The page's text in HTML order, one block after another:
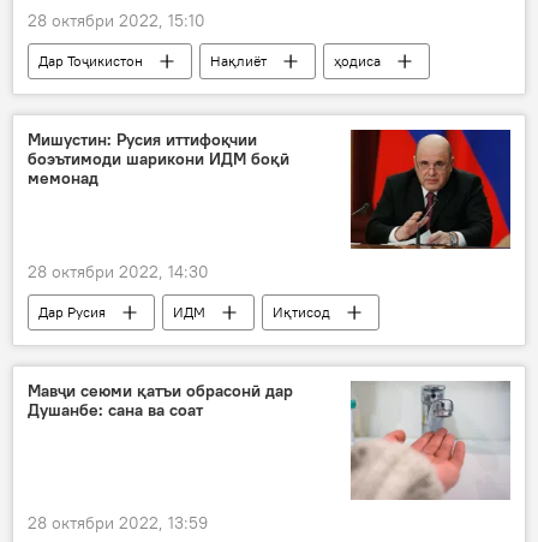
28 октябри 2022, 15:10
Дар Тоҷикистон Нақлиёт
ҳодиса
танзим
садама
Мишустин: Русия иттифоқчии
боэътимоди шарикони ИДМ боқӣ
мемонад
28 октябри 2022, 14:30
Дар Русия ИДМ
Иқтисод
Михаил Мишустин
ҳамкорӣ
Мавҷи сеюми қатъи обрасонӣ дар
Душанбе: сана ва соат
28 октябри 2022, 13:59